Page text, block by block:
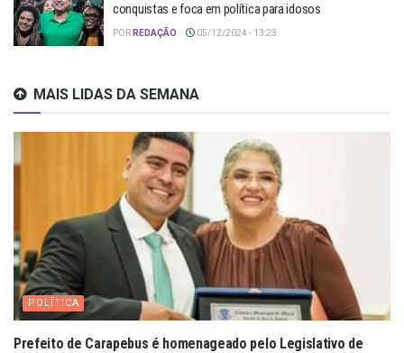
conquistas e foca em política para idosos
POR REDAÇÃO 05/12/2024 - 13:23
MAIS LIDAS DA SEMANA
POLÍTICA
Prefeito de Carapebus é homenageado pelo Legislativo de